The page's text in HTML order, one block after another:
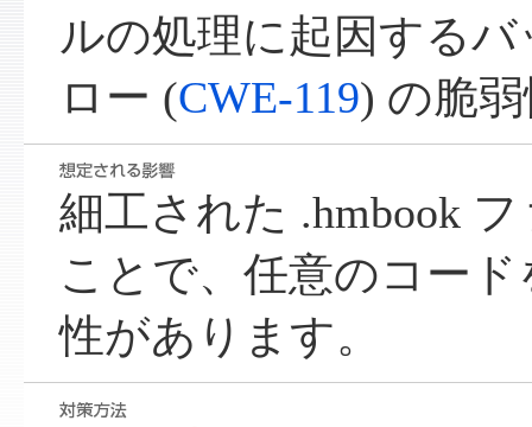
ルの処理に起因する
ロー (CWE-119) の脆
細工された .hmbook
ことで、任意のコー
性があります。